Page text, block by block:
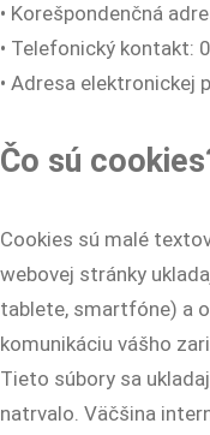
• Korešpondenčná
• Telefonický kontakt:
• Adresa elektronickej
Čo sú
Cookies sú malé
webovej stránky
tablete, smartfóne) a
komunikáciu vášho
Tieto súbory sa
natrvalo. Väčšina